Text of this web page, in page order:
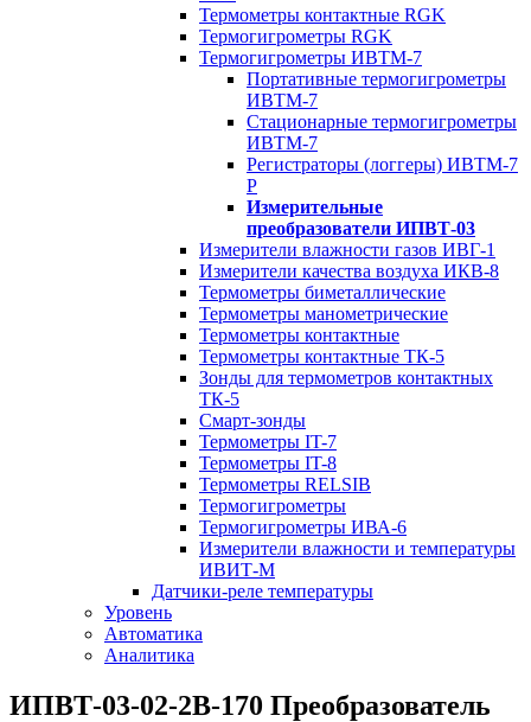
Термометры контактные RGK
Термогигрометры RGK
Термогигрометры ИВТМ-7
Портативные термогигрометры
ИВТМ-7
Стационарные термогигрометры
ИВТМ-7
Регистраторы (логгеры) ИВТМ-7
Р
Измерительные
преобразователи ИПВТ-03
Измерители влажности газов ИВГ-1
Измерители качества воздуха ИКВ-8
Термометры биметаллические
Термометры манометрические
Термометры контактные
Термометры контактные ТК-5
Зонды для термометров контактных
ТК-5
Смарт-зонды
Термометры IT-7
Термометры IT-8
Термометры RELSIB
Термогигрометры
Термогигрометры ИВА-6
Измерители влажности и температуры
ИВИТ-М
Датчики-реле температуры
Уровень
Автоматика
Аналитика
ИПВТ-03-02-2В-170 Преобразователь